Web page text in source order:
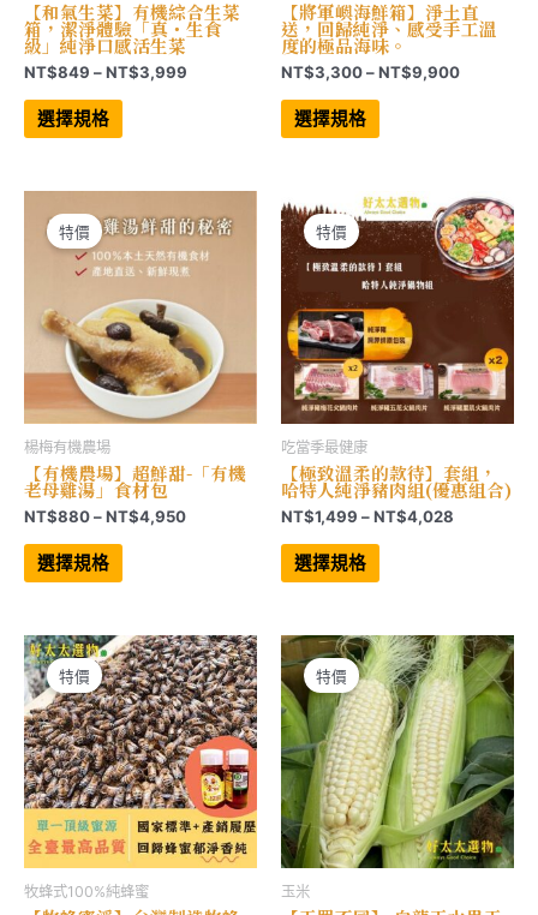
【和氣生菜】有機綜合生菜
箱，潔淨體驗「真・生食
級」純淨口感活生菜
NT$849 –NT$3,999
NT$3,999
選擇規格
此
品
式。
可
在
產
品
頁
面
選
擇
選
項
【將軍嶼海鮮箱】淨土直
送，回歸純淨、感受手工溫
度的極品海味。
NT$3,300–NT$9,900價
選擇規格
此
品
款
式。
可
在
產
品
面
選
擇
選
項
特價
楊梅有機農場
【有機農場】超鮮甜-「有機
老母雞湯」食材包
NT$880–NT$4,950價
NT$4,950
選擇規格
此
品
款
式。
可
在
產
品
頁
面
選
擇
選
項
特價
吃當季最健康
【極致溫柔的款待】套組，
哈特人純淨豬肉組(優惠組合)
NT$1,499 –NT$4,028
NT$4,028
選擇規格
此
品
款
式。
可
在
產
品
頁
面
選
擇
選
項
特價
牧蜂式100%純蜂蜜
特價
玉米